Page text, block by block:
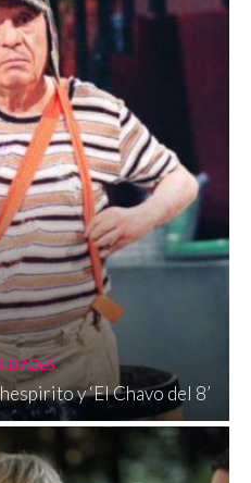
y ‘El Chavo del 8’